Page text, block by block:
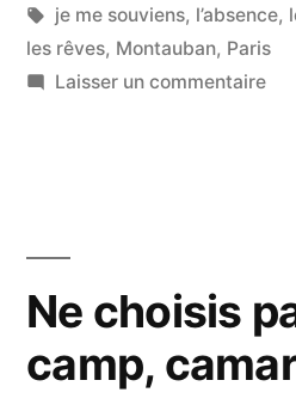
vite »
par
Étiquettes :
je me souviens, l’absence,
les rêves, Montauban, Paris
Laisser un commentairesur
Ne choisis
camp,